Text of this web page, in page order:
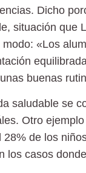
Dicho
situación que
«Los
buenas
saludable se
Otro
de los
los casos